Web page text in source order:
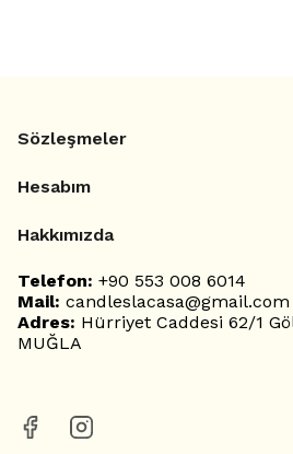
Sözleşmeler
Hesabım
Hakkımızda
Telefon: +90 553 008 6014
Mail: candleslacasa@gmail.com
Adres: Hürriyet Caddesi 62/1
MUĞLA